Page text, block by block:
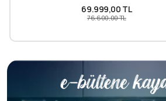
69.999,00 TL
76.600,00 TL